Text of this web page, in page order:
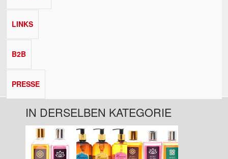
LINKS
B2B
PRESSE
IN DERSELBEN KATEGORIE